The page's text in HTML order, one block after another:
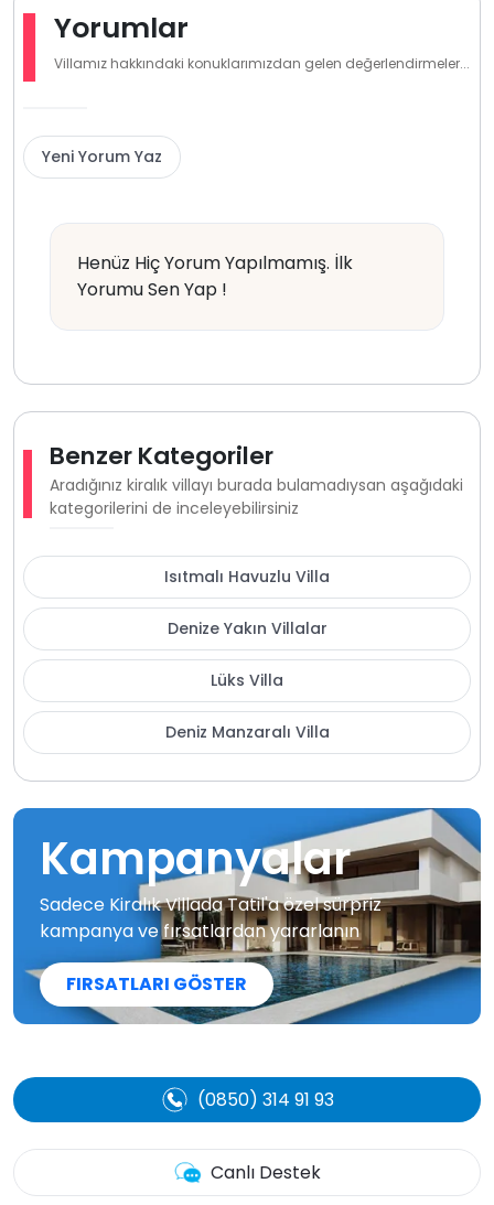
Yorumlar
Villamız hakkındaki konuklarımızdan gelen değerlendirmeler...
Yeni Yorum Yaz
Henüz Hiç Yorum Yapılmamış. İlk
Yorumu Sen Yap !
Benzer Kategoriler
Aradığınız kiralık villayı burada bulamadıysan aşağıdaki
kategorilerini de inceleyebilirsiniz
Isıtmalı Havuzlu Villa
Denize Yakın Villalar
Lüks Villa
Deniz Manzaralı Villa
Kampanyalar
Sadece Kiralık Villada Tatil'a özel sürpriz
kampanya ve fırsatlardan yararlanın
FIRSATLARI GÖSTER
(0850) 314 91 93
Canlı Destek